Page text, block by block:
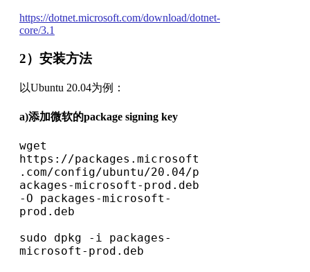
https://dotnet.microsoft.com/download/dotnet-
core/3.1
2）安装方法
以Ubuntu 20.04为例：
a)添加微软的package signing key
wget
https://packages.microsoft
.com/config/ubuntu/20.04/p
ackages-microsoft-prod.deb
-O packages-microsoft-
prod.deb
sudo dpkg -i packages-
microsoft-prod.deb